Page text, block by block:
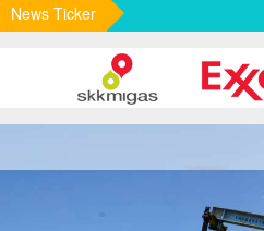
News Ticker